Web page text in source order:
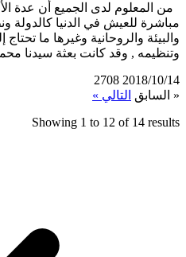
من المعلوم لدى الجميع أن عدة
مباشرة للعيش في الدنيا كالدولة
والبيئة والروحانية وغيرها ما
وتنظيمه , وقد كانت بعثة سيدنا
2018/10/14
2708
« السابق التالي »
Showing 1 to 12 of 14 results